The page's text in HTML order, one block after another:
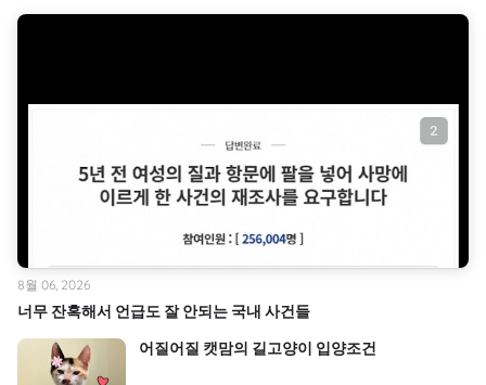
너무 잔혹해서 언급도 잘 안되는 국내 사건들
8월 06, 2026
어질어질 캣맘의 길고양이 입양조건